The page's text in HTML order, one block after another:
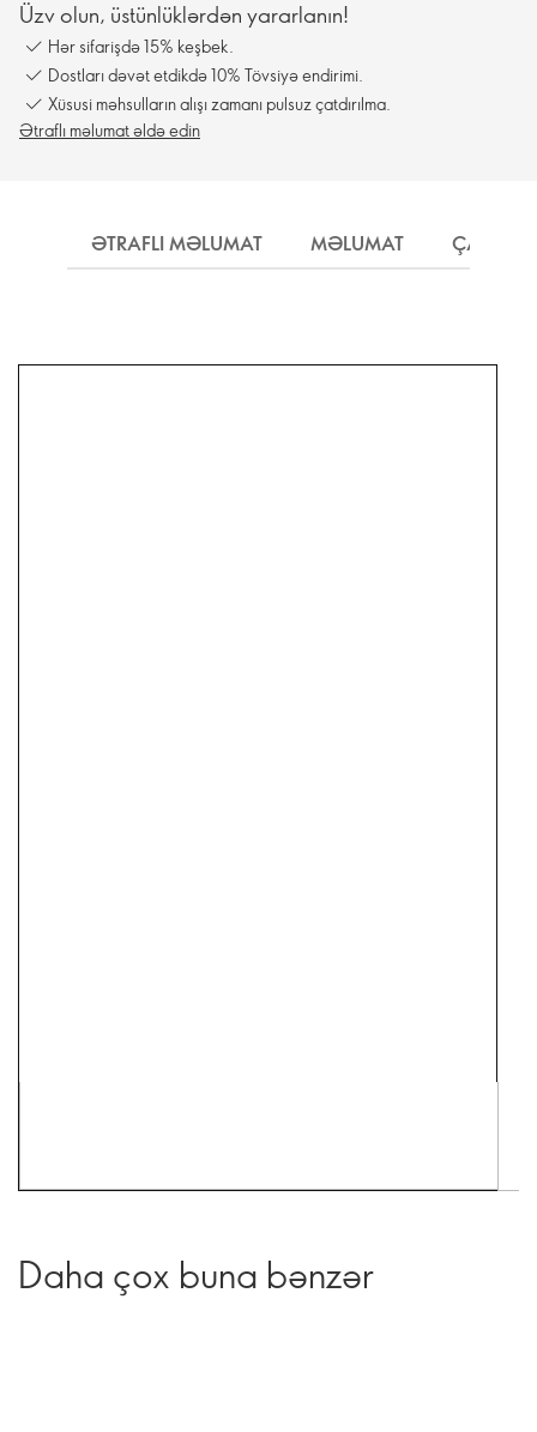
Üzv olun, üstünlüklərdən yararlanın!
Hər sifarişdə 15% keşbek.
Dostları dəvət etdikdə 10% Tövsiyə endirimi.
Xüsusi məhsulların alışı zamanı pulsuz çatdırılma.
Ətraflı məlumat əldə edin
ƏTRAFLI MƏLUMAT MƏLUMAT
Daha çox buna bənzər